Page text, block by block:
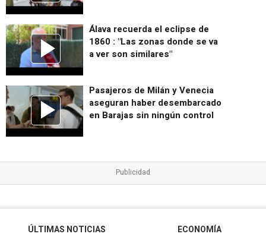
Álava recuerda el eclipse de
1860 : "Las zonas donde se va
a ver son similares"
Pasajeros de Milán y Venecia
aseguran haber desembarcado
en Barajas sin ningún control
ÚLTIMAS NOTICIAS
ECONOMÍA